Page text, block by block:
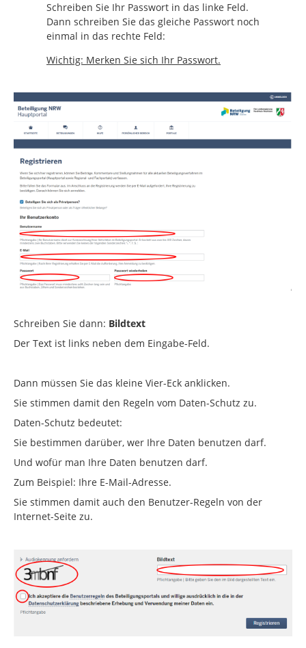
Schreiben Sie Ihr Passwort in das linke Feld.
Dann schreiben Sie das gleiche Passwort noch
einmal in das rechte Feld:
Wichtig: Merken Sie sich Ihr Passwort.
Schreiben Sie dann: Bildtext
Der Text ist links neben dem Eingabe-Feld.
Dann müssen Sie das kleine Vier-Eck anklicken.
Sie stimmen damit den Regeln vom Daten-Schutz zu.
Daten-Schutz bedeutet:
Sie bestimmen darüber, wer Ihre Daten benutzen darf.
Und wofür man Ihre Daten benutzen darf.
Zum Beispiel: Ihre E-Mail-Adresse.
Sie stimmen damit auch den Benutzer-Regeln von der
Internet-Seite zu.